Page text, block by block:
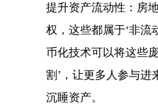
提升资产流动性 ：房
权，这些都属于‘非流
币化技术可以将这些
割’，让更多人参与进
沉睡资产。